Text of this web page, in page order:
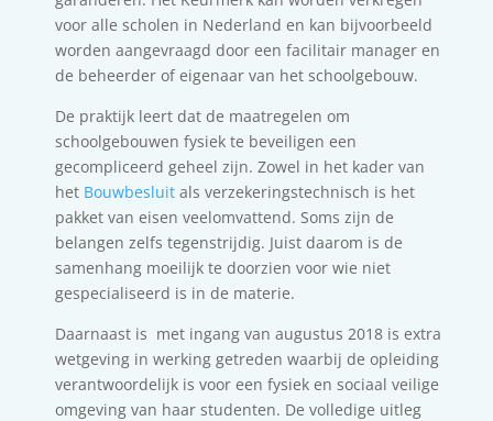
voor alle scholen in Nederland en kan bijvoorbeeld
worden aangevraagd door een facilitair manager en
de beheerder of eigenaar van het schoolgebouw.
De praktijk leert dat de maatregelen om
schoolgebouwen fysiek te beveiligen een
gecompliceerd geheel zijn. Zowel in het kader van
het Bouwbesluitals verzekeringstechnisch is het
pakket van eisen veelomvattend. Soms zijn de
belangen zelfs tegenstrijdig. Juist daarom is de
samenhang moeilijk te doorzien voor wie niet
gespecialiseerd is in de materie.
Daarnaast is met ingang van augustus 2018 is extra
wetgeving in werking getreden waarbij de opleiding
verantwoordelijk is voor een fysiek en sociaal veilige
omgeving van haar studenten. De volledige uitleg